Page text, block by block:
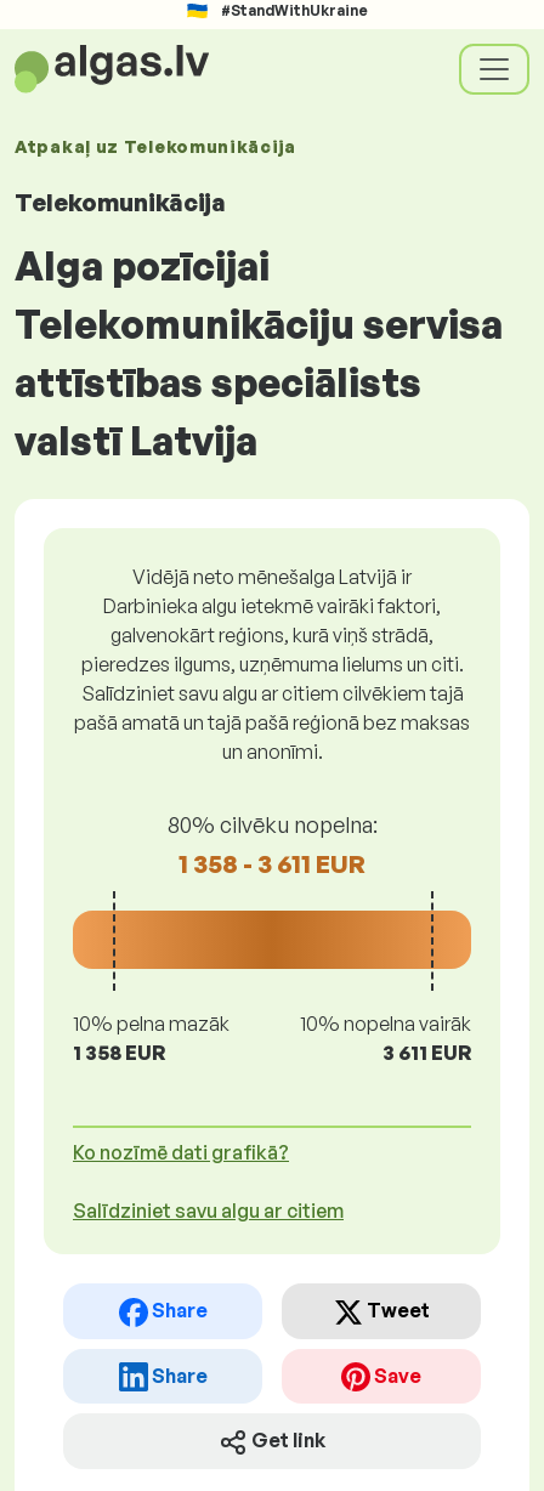
#StandWithUkraine
Atpakaļ uz Telekomunikācija
Telekomunikācija
Alga pozīcijai
Telekomunikāciju servisa
attīstības speciālists
valstī Latvija
Vidējā neto mēnešalga Latvijā ir
Darbinieka algu ietekmē vairāki faktori,
galvenokārt reģions, kurā viņš strādā,
pieredzes ilgums, uzņēmuma lielums un citi.
Salīdziniet savu algu ar citiem cilvēkiem tajā
pašā amatā un tajā pašā reģionā bez maksas
un anonīmi.
80% cilvēku nopelna:
1 358 - 3 611 EUR
10% pelna mazāk
1 358 EUR
10% nopelna vairāk
3 611 EUR
Ko nozīmē dati grafikā?
Salīdziniet savu algu ar citiem
Share Tweet
Share Save
Get link